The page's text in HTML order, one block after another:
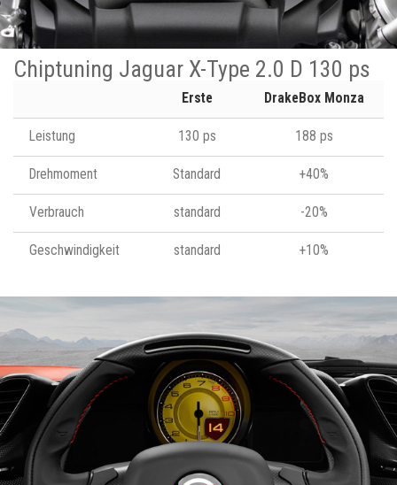
Chiptuning Jaguar X-Type 2.0 D 130 ps
Erste DrakeBox Monza
Leistung 130 ps 188 ps
Drehmoment Standard +40%
Verbrauch standard -20%
Geschwindigkeit standard +10%